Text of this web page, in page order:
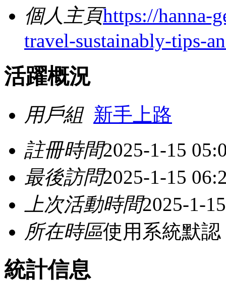
個人主頁https://hanna-
travel-sustainably-tips-
活躍概況
用戶組 新手上路
註冊時間2025-1-15
最後訪問2025-1-15
上次活動時間2025-1-
所在時區使用系統默認
統計信息